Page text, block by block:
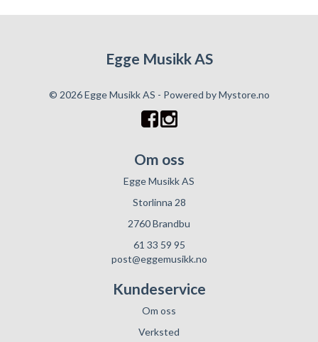
Egge Musikk AS
© 2026 Egge Musikk AS - Powered byMystore.no
Om oss
Egge Musikk AS
Storlinna 28
2760 Brandbu
61 33 59 95
post@eggemusikk.no
Kundeservice
Om oss
Verksted